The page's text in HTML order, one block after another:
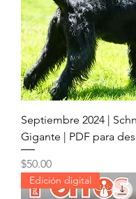
Septiembre 2024 |
Gigante | PDF para
Precio
$50.00
Edición digital